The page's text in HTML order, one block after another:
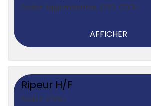
Rodez Agglomération, CDD, CDDU
AFFICHER
Ripeur H/F
Rodez, CDDU